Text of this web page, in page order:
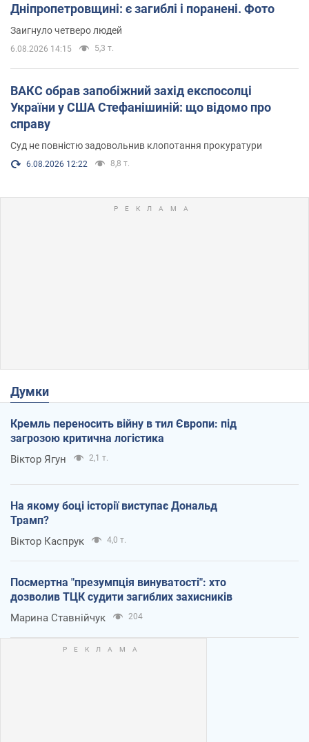
Дніпропетровщині: є загиблі і поранені. Фото
Заигнуло четверо людей
6.08.2026 14:15 5,3 т.
ВАКС обрав запобіжний захід експосолці
України у США Стефанішиній: що відомо про
справу
Суд не повністю задовольнив клопотання прокуратури
6.08.2026 12:22 8,8 т.
Думки
Кремль переносить війну в тил Європи: під
загрозою критична логістика
Віктор Ягун 2,1 т.
На якому боці історії виступає Дональд
Трамп?
Віктор Каспрук 4,0 т.
Посмертна "презумпція винуватості": хто
дозволив ТЦК судити загиблих захисників
Марина Ставнійчук 204